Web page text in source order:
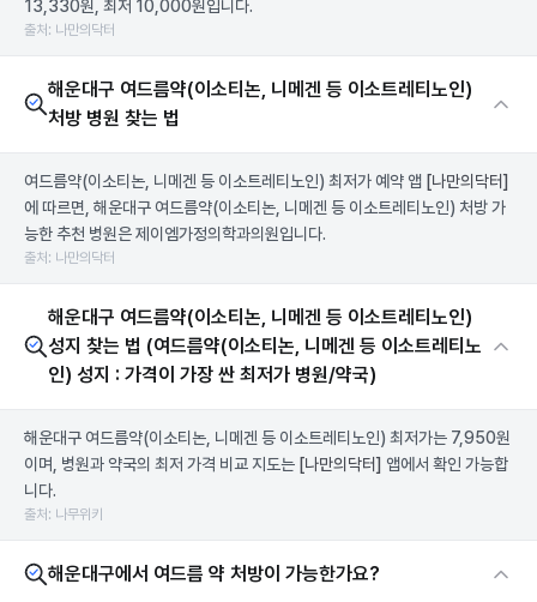
13,330원, 최저 10,000원입니다.
출처: 나만의닥터
해운대구 여드름약(이소티논, 니메겐 등 이소트레티노인)
처방 병원 찾는 법
여드름약(이소티논, 니메겐 등 이소트레티노인) 최저가 예약 앱 [나만의닥터]
에 따르면, 해운대구 여드름약(이소티논, 니메겐 등 이소트레티노인) 처방 가
능한 추천 병원은 제이엠가정의학과의원입니다.
출처: 나만의닥터
해운대구 여드름약(이소티논, 니메겐 등 이소트레티노인)
성지 찾는 법 (여드름약(이소티논, 니메겐 등 이소트레티노
인) 성지 : 가격이 가장 싼 최저가 병원/약국)
해운대구 여드름약(이소티논, 니메겐 등 이소트레티노인) 최저가는 7,950원
이며, 병원과 약국의 최저 가격 비교 지도는 [나만의닥터] 앱에서 확인 가능합
니다.
출처: 나무위키
해운대구에서 여드름 약 처방이 가능한가요?